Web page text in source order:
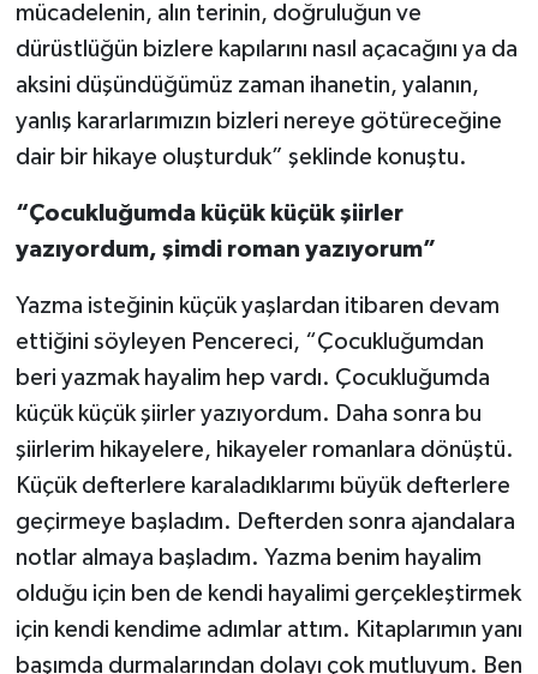
mücadelenin, alın terinin, doğruluğun ve
dürüstlüğün bizlere kapılarını nasıl açacağını ya da
aksini düşündüğümüz zaman ihanetin, yalanın,
yanlış kararlarımızın bizleri nereye götüreceğine
dair bir hikaye oluşturduk” şeklinde konuştu.
“Çocukluğumda küçük küçük şiirler
yazıyordum, şimdi roman yazıyorum”
Yazma isteğinin küçük yaşlardan itibaren devam
ettiğini söyleyen Pencereci, “Çocukluğumdan
beri yazmak hayalim hep vardı. Çocukluğumda
küçük küçük şiirler yazıyordum. Daha sonra bu
şiirlerim hikayelere, hikayeler romanlara dönüştü.
Küçük defterlere karaladıklarımı büyük defterlere
geçirmeye başladım. Defterden sonra ajandalara
notlar almaya başladım. Yazma benim hayalim
olduğu için ben de kendi hayalimi gerçekleştirmek
için kendi kendime adımlar attım. Kitaplarımın yanı
başımda durmalarından dolayı çok mutluyum. Ben